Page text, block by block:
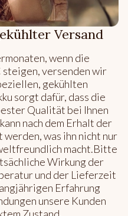
Versand
wenn die
steigen, versenden wir
gekühlten
sorgt dafür, dass die
Qualität bei Ihnen
nach dem Erhalt der
was ihn nicht nur
macht.Bitte
Wirkung der
und der Lieferzeit
Erfahrung
unsere Kunden